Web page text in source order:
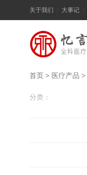
关于我们 大事记
首页 > 医疗产品 >
分类：